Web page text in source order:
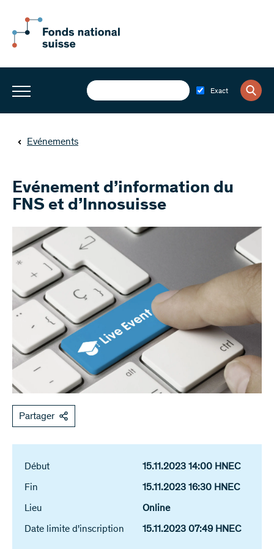
Exact
Evénements
Evénement d’information du
FNS et d’Innosuisse
Partager
Début 15.11.2023 14:00 HNEC
Fin 15.11.2023 16:30 HNEC
Lieu Online
Date limite d'inscription 15.11.2023 07:49 HNEC